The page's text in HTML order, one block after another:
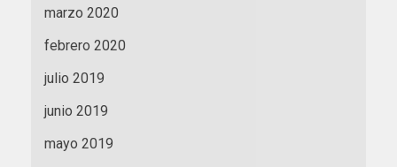
marzo 2020
febrero 2020
julio 2019
junio 2019
mayo 2019